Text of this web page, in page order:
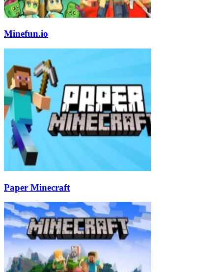
Minefun.io
Paper Minecraft